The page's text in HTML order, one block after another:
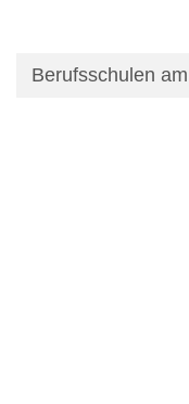
Berufsschulen